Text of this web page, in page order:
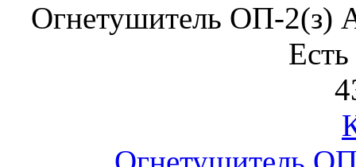
Огнетушитель ОП-